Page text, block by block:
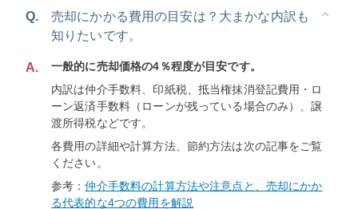
Q.
売却にかかる費用の目安は？大まかな内訳も
知りたいです。
A.
一般的に売却価格の4％程度が目安です。
内訳は仲介手数料、印紙税、抵当権抹消登記費用・ロ
ーン返済手数料（ローンが残っている場合のみ）、譲
渡所得税などです。
各費用の詳細や計算方法、節約方法は次の記事をご覧
ください。
参考：仲介手数料の計算方法や注意点と、売却にかか
る代表的な4つの費用を解説